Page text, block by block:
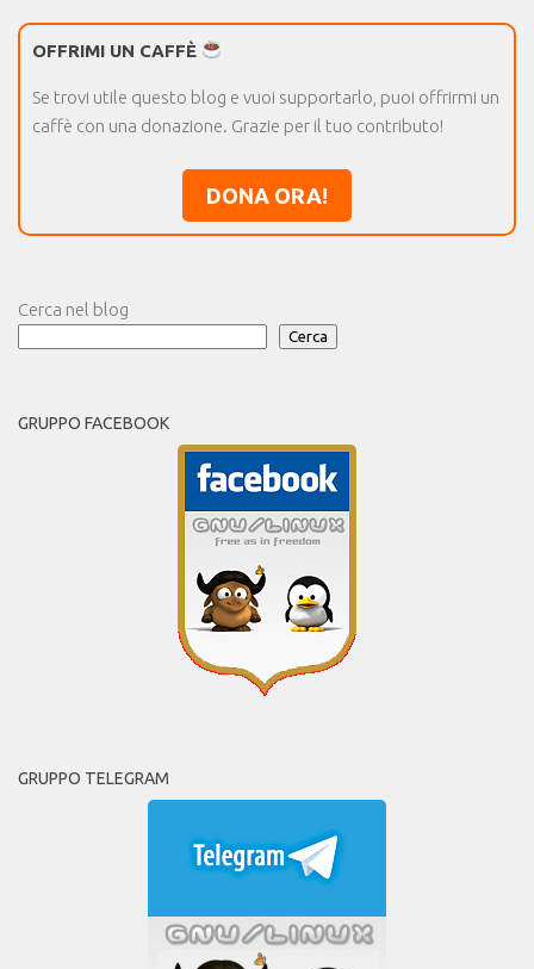
OFFRIMI UN CAFFÈ
Se trovi utile questo blog e vuoi supportarlo, puoi offrirmi un
caffè con una donazione. Grazie per il tuo contributo!
DONA ORA!
Cerca nel blog
Cerca
GRUPPO FACEBOOK
GRUPPO TELEGRAM